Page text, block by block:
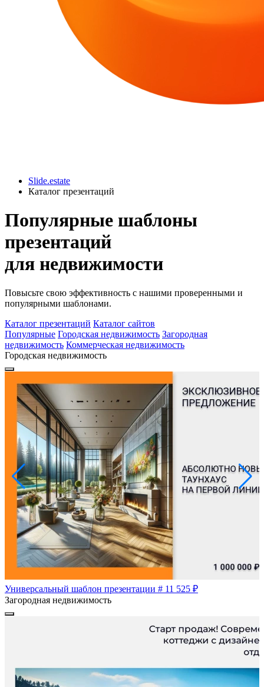
Slide.estate
Каталог презентаций
Популярные шаблоны
презентаций
для недвижимости
Повысьте свою эффективность с нашими проверенными и
популярными шаблонами.
Каталог презентаций Каталог сайтов
Популярные Городская недвижимость Загородная
недвижимость Коммерческая недвижимость
Городская недвижимость
Универсальный шаблон презентации # 11 525 ₽
Загородная недвижимость